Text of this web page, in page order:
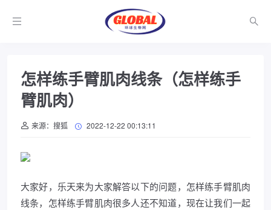
怎样练手臂肌肉线条（怎样练手
臂肌肉）
来源：搜狐 2022-12-22 00:13:11
大家好，乐天来为大家解答以下的问题，怎样练手臂肌肉
线条，怎样练手臂肌肉很多人还不知道，现在让我们一起